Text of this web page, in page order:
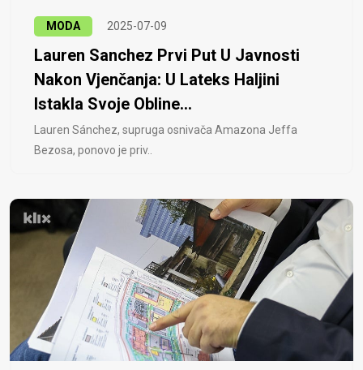
MODA 2025-07-09
Lauren Sanchez Prvi Put U Javnosti
Nakon Vjenčanja: U Lateks Haljini
Istakla Svoje Obline...
Lauren Sánchez, supruga osnivača Amazona Jeffa
Bezosa, ponovo je priv..